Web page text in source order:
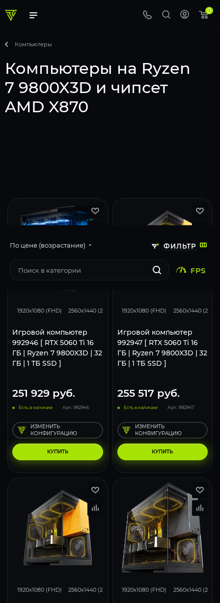
0
Компьютеры
Компьютеры на Ryzen
7 9800X3D и чипсет
AMD X870
ФИЛЬТР
По цене (возрастание)
FPS
1920x1080 (FHD) 2560x1440 (2K) 3840x2160 (4K)
Игровой компьютер
992946 [ RTX 5060 Ti 16
ГБ | Ryzen 7 9800X3D | 32
ГБ | 1 ТБ SSD ]
251 929 руб.
Есть в наличии Арт.: 992946
КУПИТЬ
ИЗМЕНИТЬ
КОНФИГУРАЦИЮ
1920x1080 (FHD) 2560x1440 (2K)
Игровой компьютер
992947 [ RTX 5060 Ti 16
ГБ | Ryzen 7 9800X3D | 32
ГБ | 1 ТБ SSD ]
255 517 руб.
Есть в наличии Арт.: 992947
КУПИТЬ
ИЗМЕНИТЬ
КОНФИГУРАЦИЮ
1920x1080 (FHD) 2560x1440 (2K) 3840x2160 (4K)
1920x1080 (FHD) 2560x1440 (2K)